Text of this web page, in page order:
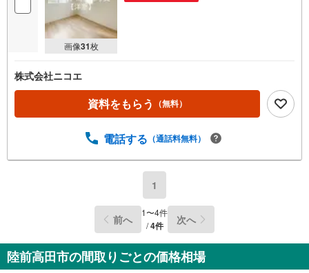
画像31枚
株式会社ニコエ
資料をもらう （無料）
電話する （通話料無料）
1
前へ 1〜4件
/4件 次へ
陸前高田市の間取りごとの価格相場